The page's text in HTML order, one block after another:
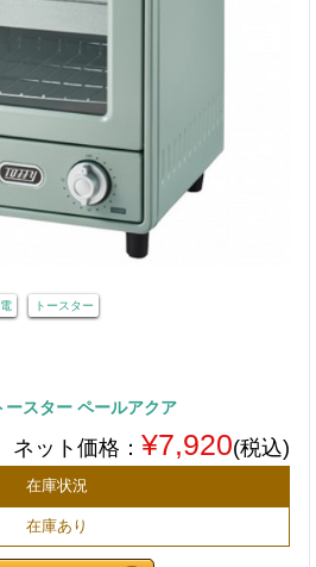
トースター
スター ペールアクア
ネット価格： ¥7,920(税込)
在庫状況
在庫あり